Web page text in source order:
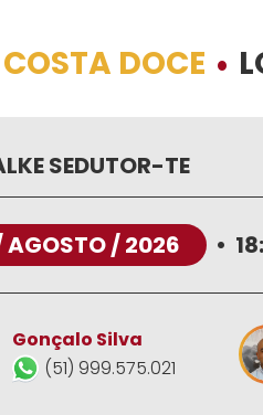
DOCE •
SEDUTOR-TE
AGOSTO / 2026 •
Gonçalo Silva
(51) 999.575.021